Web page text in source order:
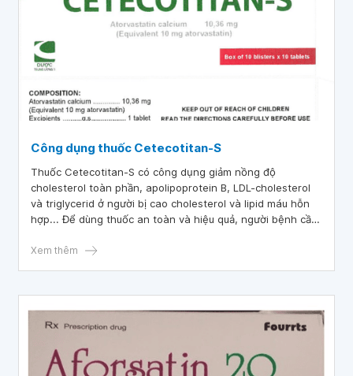
Công dụng thuốc Cetecotitan-S
Thuốc Cetecotitan-S có công dụng giảm nồng độ
cholesterol toàn phần, apolipoprotein B, LDL-cholesterol
và triglycerid ở người bị cao cholesterol và lipid máu hỗn
hợp... Để dùng thuốc an toàn và hiệu quả, người bệnh cần
khi sử dụng Cetecotitan-S trong bài viết dưới đây.
Xem thêm